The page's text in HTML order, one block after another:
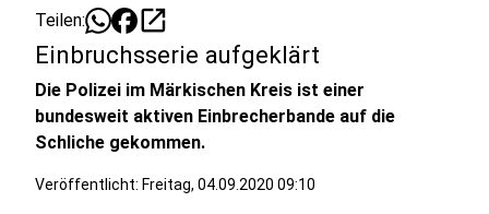
Teilen: open_in_new
Einbruchsserie aufgeklärt
Die Polizei im Märkischen Kreis ist einer
bundesweit aktiven Einbrecherbande auf die
Schliche gekommen.
Veröffentlicht: Freitag, 04.09.2020 09:10